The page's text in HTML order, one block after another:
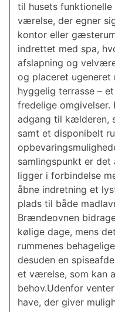
til husets
værelse, der egner
kontor eller
indrettet med spa,
afslapning og
og placeret ugeneret
hyggelig terrasse –
fredelige omgivelser.
adgang til kælderen,
samt et disponibelt
samlingspunkt er det
ligger i forbindelse
åbne indretning et
plads til både
Brændeovnen
kølige dage, mens
rummenes
desuden en
et værelse, som kan
behov.Udenfor
have, der giver